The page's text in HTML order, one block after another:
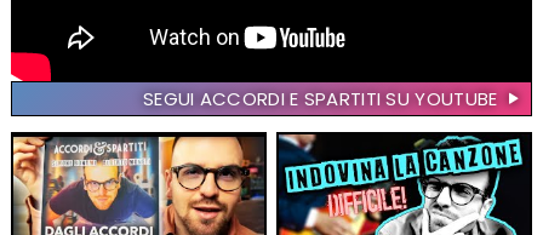
SEGUI ACCORDI E SPARTITI SU YOUTUBE